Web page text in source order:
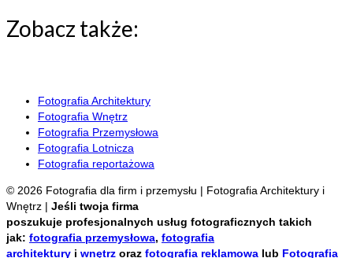
Zobacz także:
Fotografia Architektury
Fotografia Wnętrz
Fotografia Przemysłowa
Fotografia Lotnicza
Fotografia reportażowa
© 2026 Fotografia dla firm i przemysłu | Fotografia Architektury i
Wnętrz | Jeśli twoja firma
poszukuje profesjonalnych usług fotograficznych takich
jak: fotografia przemysłowa, fotografia
architektury i wnętrz oraz fotografia reklamowa lub Fotografia